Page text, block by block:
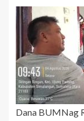
Dana BUMNag